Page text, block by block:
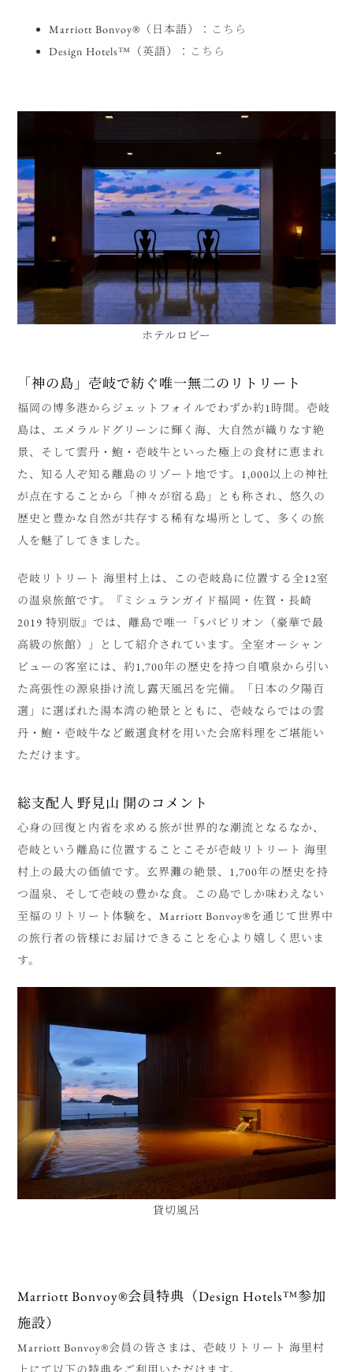
Marriott Bonvoy®（日本語）： こちら
Design Hotels™（英語）： こちら
ホテルロビー
「神の島」壱岐で紡ぐ唯一無二のリトリート
福岡の博多港からジェットフォイルでわずか約1時間。壱岐
島は、エメラルドグリーンに輝く海、大自然が織りなす絶
景、そして雲丹・鮑・壱岐牛といった極上の食材に恵まれ
た、知る人ぞ知る離島のリゾート地です。1,000以上の神社
が点在することから「神々が宿る島」とも称され、悠久の
歴史と豊かな自然が共存する稀有な場所として、多くの旅
人を魅了してきました。
壱岐リトリート 海里村上は、この壱岐島に位置する全12室
の温泉旅館です。『ミシュランガイド福岡・佐賀・長崎
2019 特別版』では、離島で唯一「5パビリオン（豪華で最
高級の旅館）」として紹介されています。全室オーシャン
ビューの客室には、約1,700年の歴史を持つ自噴泉から引い
た高張性の源泉掛け流し露天風呂を完備。「日本の夕陽百
選」に選ばれた湯本湾の絶景とともに、壱岐ならではの雲
丹・鮑・壱岐牛など厳選食材を用いた会席料理をご堪能い
ただけます。
総支配人 野見山 開のコメント
心身の回復と内省を求める旅が世界的な潮流となるなか、
壱岐という離島に位置することこそが壱岐リトリート 海里
村上の最大の価値です。玄界灘の絶景、1,700年の歴史を持
つ温泉、そして壱岐の豊かな食。この島でしか味わえない
至福のリトリート体験を、Marriott Bonvoy®を通じて世界中
の旅行者の皆様にお届けできることを心より嬉しく思いま
す。
貸切風呂
Marriott Bonvoy®会員特典（Design Hotels™参加
施設）
Marriott Bonvoy®会員の皆さまは、壱岐リトリート 海里村